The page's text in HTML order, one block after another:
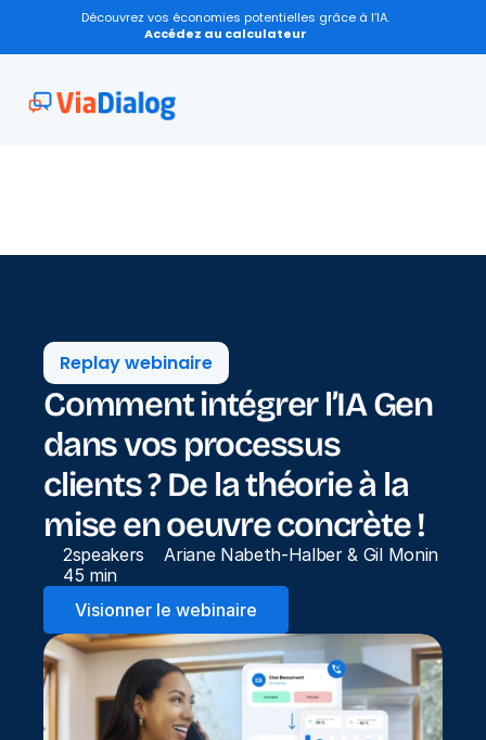
Découvrez vos économies potentielles grâce à l’IA.
Accédez au calculateur
Replay webinaire
Comment intégrer l’IA Gen
dans vos processus
clients ? De la théorie à la
mise en oeuvre concrète !
2speakers
Ariane Nabeth-Halber & Gil Monin
45 min
Visionner le webinaire